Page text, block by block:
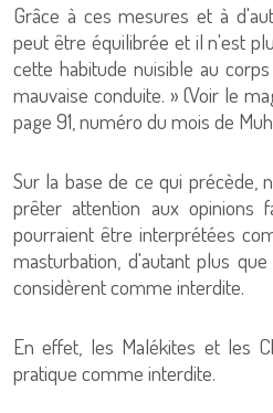
Grâce à ces mesures et à
peut être équilibrée et il n'est
cette habitude nuisible au
mauvaise conduite. » (Voir le
page 91, numéro du mois de
Sur la base de ce qui précède,
prêter attention aux opinions
pourraient être interprétées
masturbation, d'autant plus
considèrent comme interdite.
En effet, les Malékites et les
pratique comme interdite.